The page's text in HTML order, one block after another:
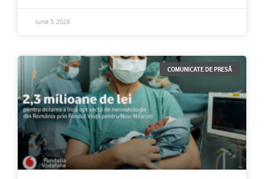
Iunie 3, 2026
COMUNICATE DE PRESĂ